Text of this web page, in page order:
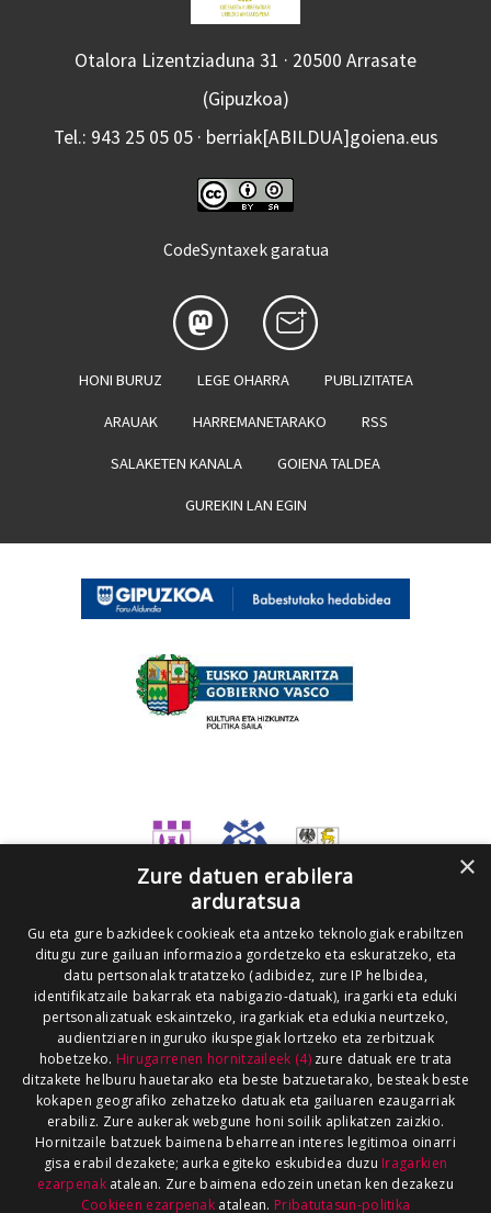
Otalora Lizentziaduna 31 · 20500 Arrasate
(Gipuzkoa)
Tel.: 943 25 05 05 · berriak[ABILDUA]goiena.eus
CodeSyntaxek garatua
HONI BURUZ LEGE OHARRA PUBLIZITATEA
ARAUAK HARREMANETARAKO RSS
SALAKETEN KANALA GOIENA TALDEA
GUREKIN LAN EGIN
×
Zure datuen erabilera
arduratsua
Gu eta gure bazkideek cookieak eta antzeko teknologiak erabiltzen
ditugu zure gailuan informazioa gordetzeko eta eskuratzeko, eta
datu pertsonalak tratatzeko (adibidez, zure IP helbidea,
identifikatzaile bakarrak eta nabigazio-datuak), iragarki eta eduki
pertsonalizatuak eskaintzeko, iragarkiak eta edukia neurtzeko,
audientziaren inguruko ikuspegiak lortzeko eta zerbitzuak
hobetzeko. Hirugarrenen hornitzaileek (4)zure datuak ere trata
ditzakete helburu hauetarako eta beste batzuetarako, besteak beste
kokapen geografiko zehatzeko datuak eta gailuaren ezaugarriak
erabiliz. Zure aukerak webgune honi soilik aplikatzen zaizkio.
Hornitzaile batzuek baimena beharrean interes legitimoa oinarri
gisa erabil dezakete; aurka egiteko eskubidea duzu Iragarkien
ezarpenakatalean. Zure baimena edozein unetan ken dezakezu
Cookieen ezarpenak atalean. Pribatutasun-politika